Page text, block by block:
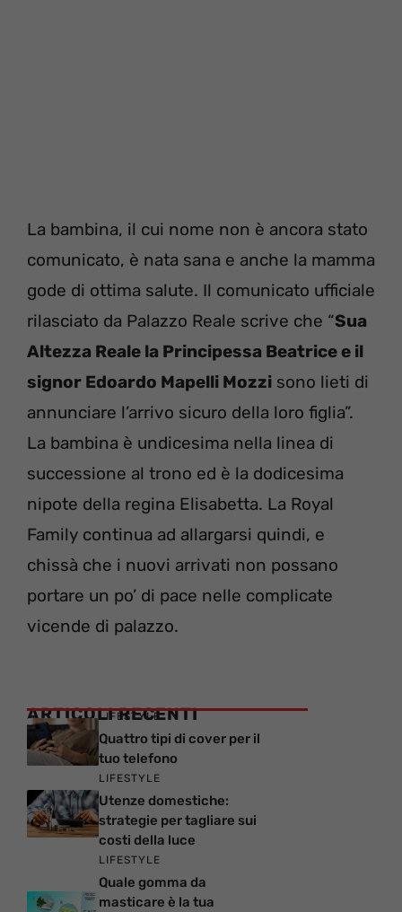
La bambina, il cui nome non è ancora stato
comunicato, è nata sana e anche la mamma
gode di ottima salute. Il comunicato ufficiale
rilasciato da Palazzo Reale scrive che “Sua
Altezza Reale la Principessa Beatrice e il
signor Edoardo Mapelli Mozzi sono lieti di
annunciare l’arrivo sicuro della loro figlia”.
La bambina è undicesima nella linea di
successione al trono ed è la dodicesima
nipote della regina Elisabetta. La Royal
Family continua ad allargarsi quindi, e
chissà che i nuovi arrivati non possano
portare un po’ di pace nelle complicate
vicende di palazzo.
ARTICOLI RECENTI
LIFESTYLE
Quattro tipi di cover per il
tuo telefono
LIFESTYLE
Utenze domestiche:
strategie per tagliare sui
costi della luce
LIFESTYLE
Quale gomma da
masticare è la tua